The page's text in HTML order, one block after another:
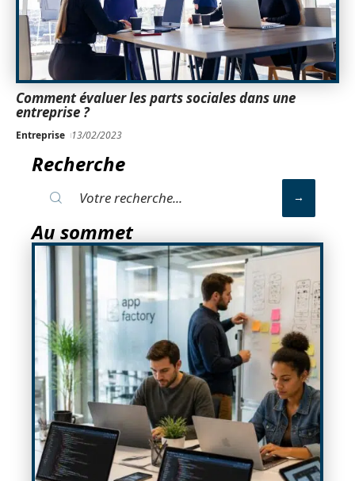
Comment évaluer les parts sociales dans une
entreprise ?
Entreprise 13/02/2023
Recherche
Au sommet